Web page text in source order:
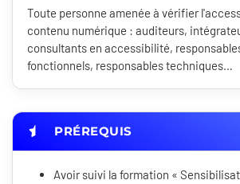
Toute personne amenée à vérifier
contenu numérique : auditeurs,
consultants en accessibilité,
fonctionnels, responsables techniques…
PRÉREQUIS
Avoir suivi la formation «